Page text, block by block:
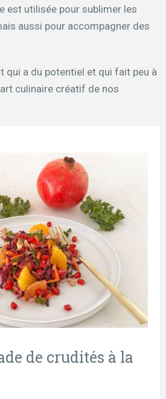
est utilisée pour sublimer les
aussi pour accompagner des
qui a du potentiel et qui fait peu à
culinaire créatif de nos
de crudités à la